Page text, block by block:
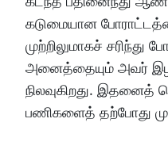
கடுமையான
முற்றிலுமாகச்
அனைத்தையும் அவர்
நிலவுகிறது. இதனைத்
பணிகளைத் தற்போது